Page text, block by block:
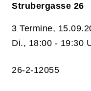
Strubergasse 26
3 Termine,
Di., 18:00 - 19:30
26-2-12055